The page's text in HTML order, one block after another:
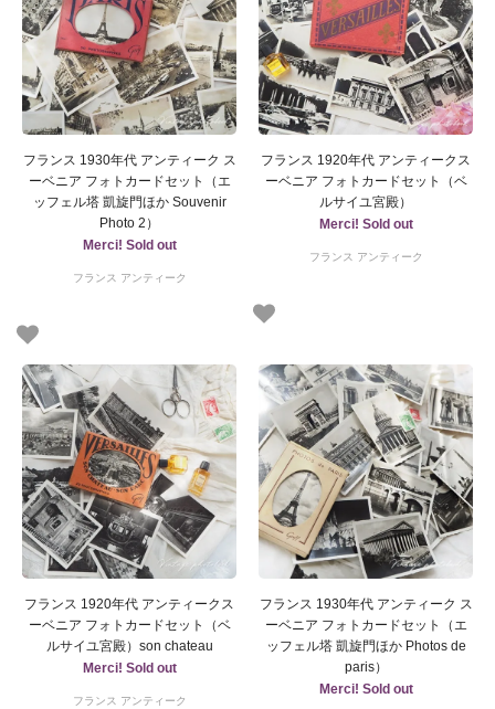
フランス 1930年代 アンティーク ス
ーベニア フォトカードセット（エ
ッフェル塔 凱旋門ほか Souvenir
Photo 2）
Merci! Sold out
フランス アンティーク
フランス 1920年代 アンティークス
ーベニア フォトカードセット（ベ
ルサイユ宮殿）
Merci! Sold out
フランス アンティーク
フランス 1920年代 アンティークス
ーベニア フォトカードセット（ベ
ルサイユ宮殿）son chateau
Merci! Sold out
フランス アンティーク
フランス 1930年代 アンティーク ス
ーベニア フォトカードセット（エ
ッフェル塔 凱旋門ほか Photos de
paris）
Merci! Sold out